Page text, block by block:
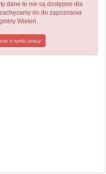
dane te nie są dostępne dla
do do zapoznania
Wieleń.
o rynku pracy